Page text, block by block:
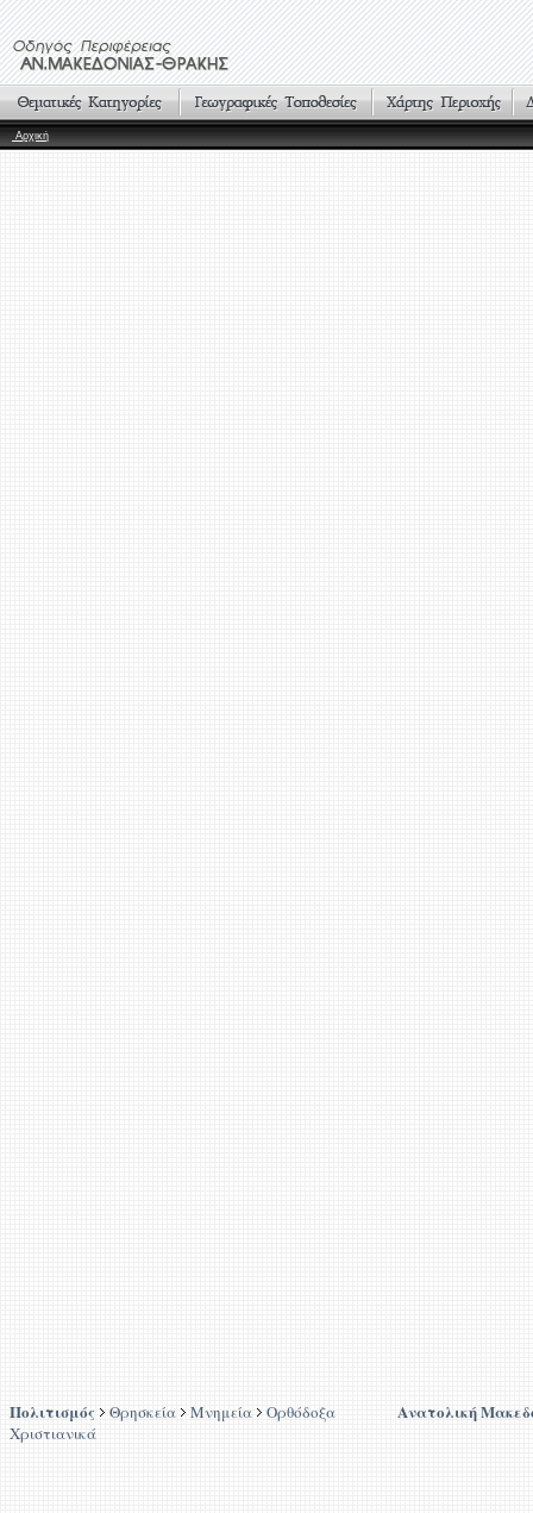
Αρχική
Πολιτισμός Θρησκεία Μνημεία
Ορθόδοξα
Χριστιανικά
Ανατολική